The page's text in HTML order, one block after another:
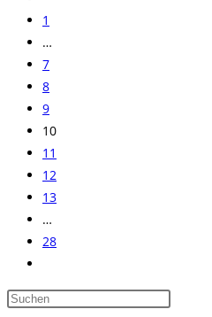
vorherigen
Seite
1
…
7
8
9
10
11
12
13
…
28
Seite
Press